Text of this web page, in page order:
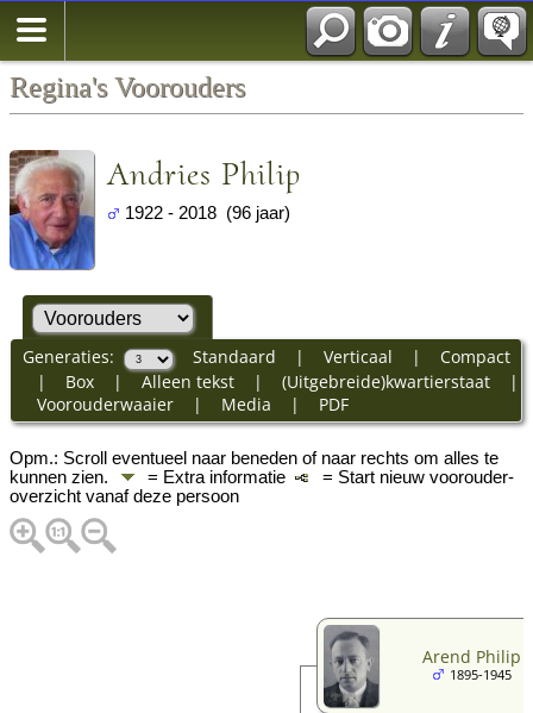
Regina's Voorouders
Andries Philip
1922 - 2018 (96 jaar)
Generaties: Standaard | Verticaal | Compact
| Box| Alleen tekst| (Uitgebreide)kwartierstaat|
Voorouderwaaier| Media | PDF
Opm.: Scroll eventueel naar beneden of naar rechts om alles te
kunnen zien.
= Extra informatie
= Start nieuw voorouder-
overzicht vanaf deze persoon
Arend Philip
1895-1945